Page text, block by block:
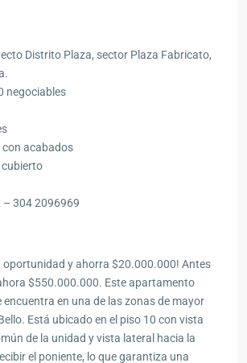
Distrito Plaza, sector Plaza Fabricato,
negociables
con acabados
– 304 2096969
oportunidad y ahorra $20.000.000! Antes
$550.000.000. Este apartamento
encuentra en una de las zonas de mayor
Está ubicado en el piso 10 con vista
de la unidad y vista lateral hacia la
el poniente, lo que garantiza una